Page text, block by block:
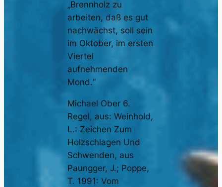
„Brennholz zu
arbeiten, daß es gut
nachwächst, soll sein
im Oktober, im ersten
Viertel
aufnehmenden
Mond.“
Michael Ober 6.
Regel, aus: Weinhold,
L.: Zeichen Zum
Holzschlagen Und
Schwenden, aus
Paungger, J.; Poppe,
T. 1991: Vom